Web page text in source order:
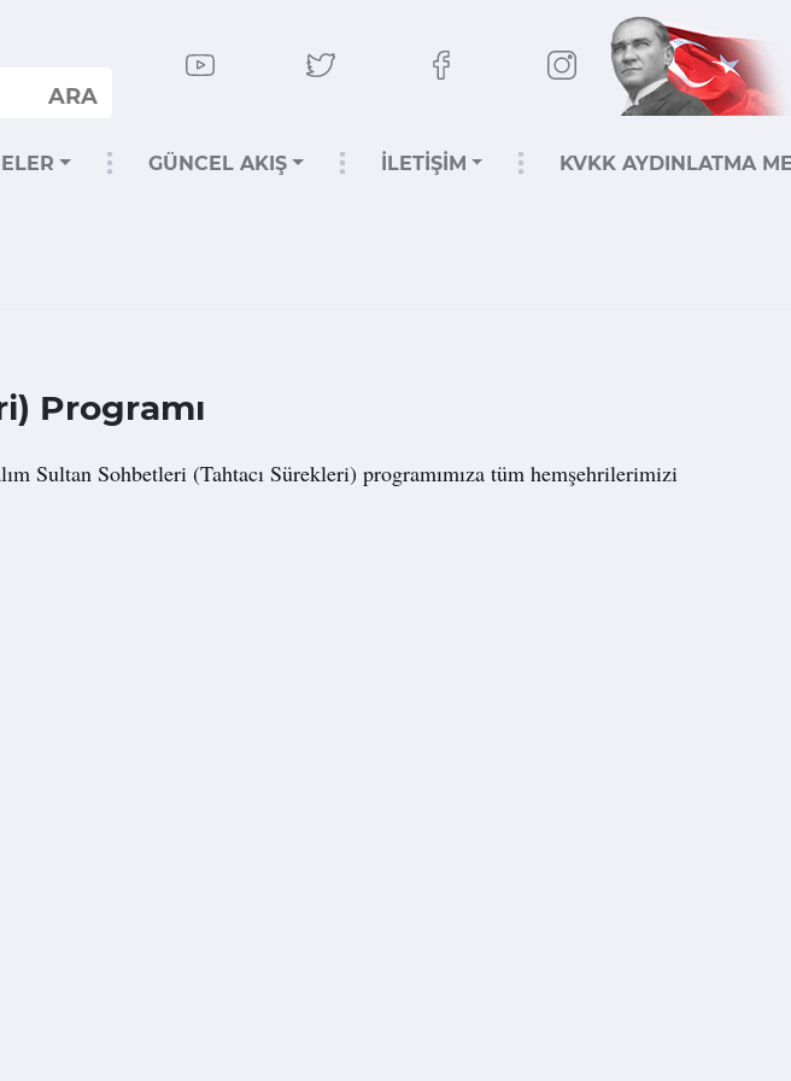
ARA
GÜNCEL AKIŞ İLETİŞİM KVKK AYDINLATMA
Programı
Sultan Sohbetleri (Tahtacı Sürekleri) programımıza tüm hemşehrilerimizi